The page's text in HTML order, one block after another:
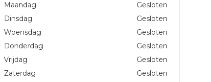
Maandag
Gesloten
Dinsdag
Gesloten
Woensdag
Gesloten
Donderdag
Gesloten
Vrijdag
Gesloten
Zaterdag
Gesloten